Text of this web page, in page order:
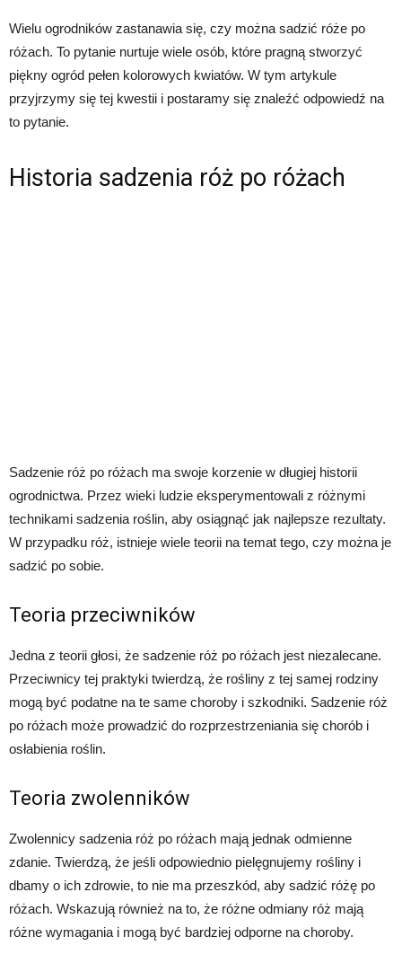
Wielu ogrodników zastanawia się, czy można sadzić róże po
różach. To pytanie nurtuje wiele osób, które pragną stworzyć
piękny ogród pełen kolorowych kwiatów. W tym artykule
przyjrzymy się tej kwestii i postaramy się znaleźć odpowiedź na
to pytanie.
Historia sadzenia róż po różach
Sadzenie róż po różach ma swoje korzenie w długiej historii
ogrodnictwa. Przez wieki ludzie eksperymentowali z różnymi
technikami sadzenia roślin, aby osiągnąć jak najlepsze rezultaty.
W przypadku róż, istnieje wiele teorii na temat tego, czy można je
sadzić po sobie.
Teoria przeciwników
Jedna z teorii głosi, że sadzenie róż po różach jest niezalecane.
Przeciwnicy tej praktyki twierdzą, że rośliny z tej samej rodziny
mogą być podatne na te same choroby i szkodniki. Sadzenie róż
po różach może prowadzić do rozprzestrzeniania się chorób i
osłabienia roślin.
Teoria zwolenników
Zwolennicy sadzenia róż po różach mają jednak odmienne
zdanie. Twierdzą, że jeśli odpowiednio pielęgnujemy rośliny i
dbamy o ich zdrowie, to nie ma przeszkód, aby sadzić różę po
różach. Wskazują również na to, że różne odmiany róż mają
różne wymagania i mogą być bardziej odporne na choroby.